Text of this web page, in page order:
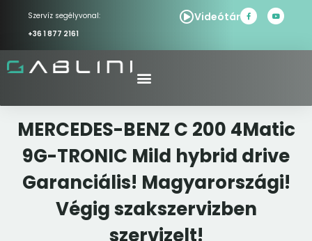
Szervíz segélyvonal:
+36 1 877 2161
Videótár
MERCEDES-BENZ C 200 4Matic
9G-TRONIC Mild hybrid drive
Garanciális! Magyarországi!
Végig szakszervizben
szervizelt!